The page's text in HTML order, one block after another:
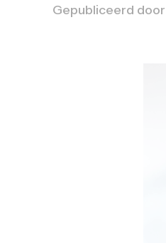
Gepubliceerd door